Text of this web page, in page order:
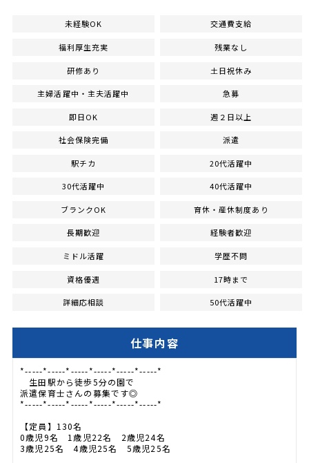
未経験OK 交通費支給
福利厚生充実 残業なし
研修あり 土日祝休み
主婦活躍中・主夫活躍中 急募
即日OK 週２日以上
社会保険完備 派遣
駅チカ 20代活躍中
30代活躍中 40代活躍中
ブランクOK 育休・産休制度あり
長期歓迎 経験者歓迎
ミドル活躍 学歴不問
資格優遇 17時まで
詳細応相談 50代活躍中
仕事内容
*-----*-----*-----*-----*-----*-----*
生田駅から徒歩5分の園で
派遣保育士さんの募集です◎
*-----*-----*-----*-----*-----*-----*
【定員】130名
0歳児9名 1歳児22名 2歳児24名
3歳児25名 4歳児25名 5歳児25名